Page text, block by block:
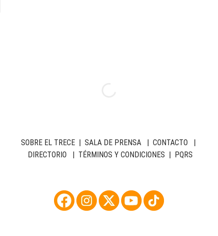
SOBRE EL TRECE| SALA DE PRENSA| CONTACTO
DIRECTORIO
TÉRMINOS Y CONDICIONES PQRS